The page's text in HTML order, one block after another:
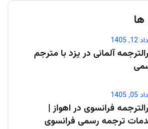
1405
آلمانی در یزد با مترجم
1405
فرانسوی در اهواز |
ترجمه رسمی فرانسوی